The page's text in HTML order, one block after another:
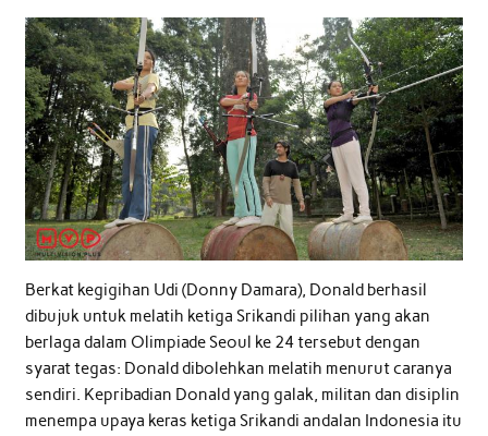
Berkat kegigihan Udi (Donny Damara), Donald berhasil
dibujuk untuk melatih ketiga Srikandi pilihan yang akan
berlaga dalam Olimpiade Seoul ke 24 tersebut dengan
syarat tegas: Donald dibolehkan melatih menurut caranya
sendiri. Kepribadian Donald yang galak, militan dan disiplin
menempa upaya keras ketiga Srikandi andalan Indonesia itu